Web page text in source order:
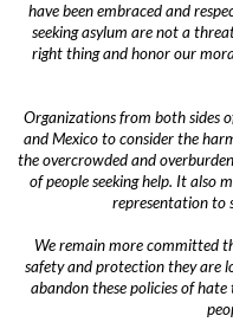
have been embraced and
seeking asylum are not a
right thing and honor our
Organizations from both sides
and Mexico to consider the
the overcrowded and
of people seeking help. It also
representation to
We remain more committed
safety and protection they are
abandon these policies of